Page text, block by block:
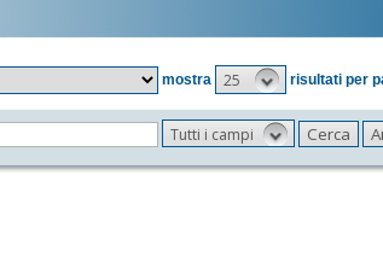
mostra
25 risultati per
Tutti i campi